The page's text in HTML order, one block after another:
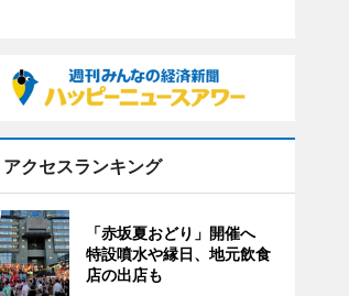
アクセスランキング
「赤坂夏おどり」開催へ
特設噴水や縁日、地元飲食
店の出店も